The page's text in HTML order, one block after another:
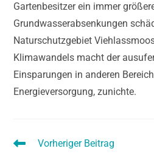
Gartenbesitzer ein immer
Grundwasserabsenkungen
Naturschutzgebiet
Klimawandels macht der
Einsparungen in anderen
Energieversorgung, zunichte.
Vorheriger Beitrag